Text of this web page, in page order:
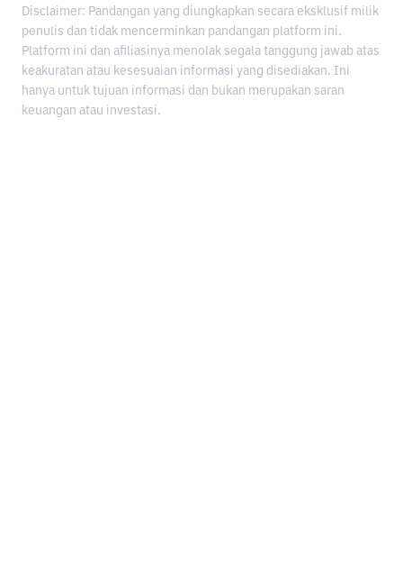
Disclaimer: Pandangan yang diungkapkan secara eksklusif milik
penulis dan tidak mencerminkan pandangan platform ini.
Platform ini dan afiliasinya menolak segala tanggung jawab atas
keakuratan atau kesesuaian informasi yang disediakan. Ini
hanya untuk tujuan informasi dan bukan merupakan saran
keuangan atau investasi.